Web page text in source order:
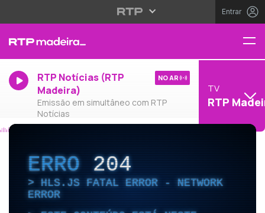
Entrar
RTP Notícias (RTP
Madeira)
Emissão em simultâneo com RTP
Notícias
NO AR
TV
RTP
ERRO204
HLS.JS FATAL ERROR - NETWORK
ERROR